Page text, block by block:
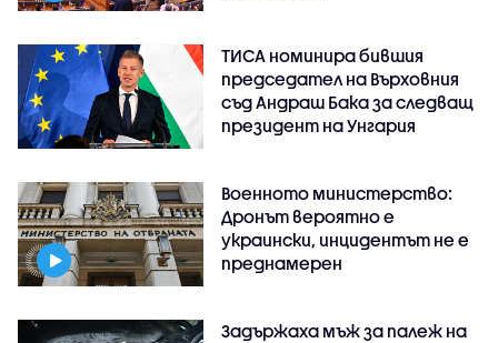
ТИСА номинира бившия
председател на Върховния
съд Андраш Бака за следващ
президент на Унгария
Военното министерство:
Дронът вероятно е
украински, инцидентът не е
преднамерен
Задържаха мъж за палеж на